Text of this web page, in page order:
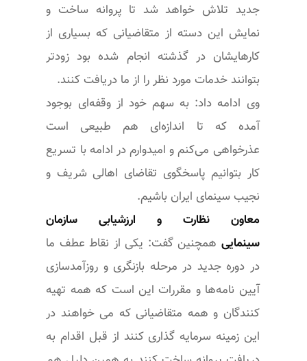
جدید تلاش خواهد شد تا پروانه ساخت و
نمایش این دسته از متقاضیانی که بسیاری از
کارهایشان در گذشته انجام شده بود زودتر
بتوانند خدمات مورد نظر را از ما دریافت کنند.
وی ادامه داد: به سهم خود از وقفه‌ای بوجود
آمده که تا اندازه‌ای هم طبیعی است
عذرخواهی می‌کنم و امیدوارم در ادامه با تسریع
کار بتوانیم پاسخگوی تقاضای اهالی شریف و
نجیب سینمای ایران باشیم.
معاون نظارت و ارزشیابی سازمان
سینمایی همچنین گفت: یکی از نقاط عطف ما
در دوره جدید در مرحله بازنگری و روزآمدسازی
آیین نامه‌ها و مقررات این است که همه تهیه
کنندگان و همه متقاضیانی که می خواهند در
این زمینه سرمایه گذاری کنند از قبل اقدام به